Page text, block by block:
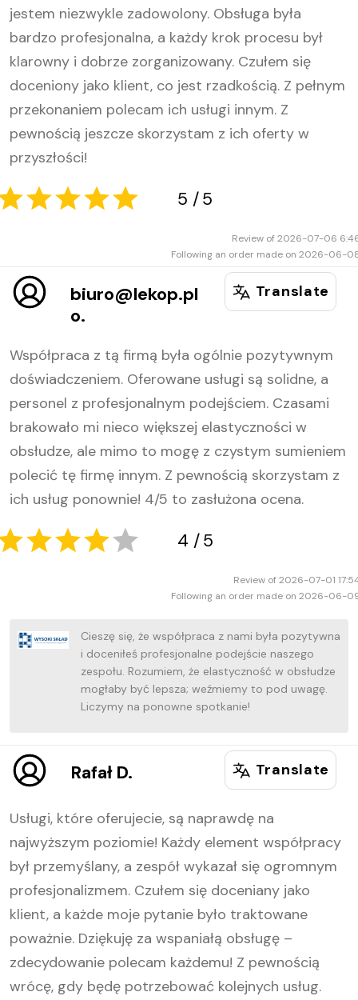
jestem niezwykle zadowolony. Obsługa była
bardzo profesjonalna, a każdy krok procesu był
klarowny i dobrze zorganizowany. Czułem się
doceniony jako klient, co jest rzadkością. Z pełnym
przekonaniem polecam ich usługi innym. Z
pewnością jeszcze skorzystam z ich oferty w
przyszłości!
Review of 2026-07-06
Following an order made on 2026-06-
biuro@lekop.pl
o.
Translate
Współpraca z tą firmą była ogólnie pozytywnym
doświadczeniem. Oferowane usługi są solidne, a
personel z profesjonalnym podejściem. Czasami
brakowało mi nieco większej elastyczności w
obsłudze, ale mimo to mogę z czystym sumieniem
polecić tę firmę innym. Z pewnością skorzystam z
ich usług ponownie! 4/5 to zasłużona ocena.
4 5
Review of 2026-07-01
Following an order made on 2026-06-
Cieszę się, że współpraca z nami była pozytywna
i doceniłeś profesjonalne podejście naszego
zespołu. Rozumiem, że elastyczność w obsłudze
mogłaby być lepsza; weźmiemy to pod uwagę.
Liczymy na ponowne spotkanie!
Rafał D. Translate
Usługi, które oferujecie, są naprawdę na
najwyższym poziomie! Każdy element współpracy
był przemyślany, a zespół wykazał się ogromnym
profesjonalizmem. Czułem się doceniany jako
klient, a każde moje pytanie było traktowane
poważnie. Dziękuję za wspaniałą obsługę –
zdecydowanie polecam każdemu! Z pewnością
wrócę, gdy będę potrzebować kolejnych usług.